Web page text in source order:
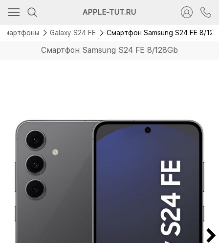
APPLE-TUT.RU
Смартфоны Galaxy S24 FE Смартфон Samsung S24 FE 8/
Смартфон Samsung S24 FE 8/128Gb